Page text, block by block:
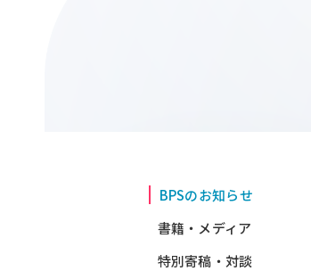
BPSのお知らせ
書籍・メディア
特別寄稿・対談